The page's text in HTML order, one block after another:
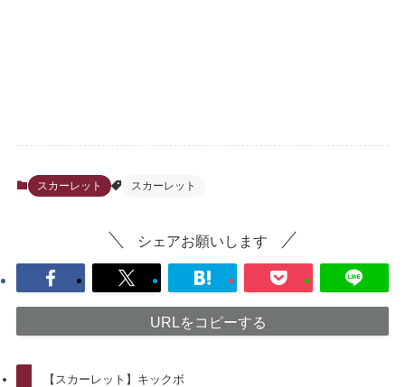
スカーレット スカーレット
シェアお願いします
URLをコピーする
【スカーレット】キックボ